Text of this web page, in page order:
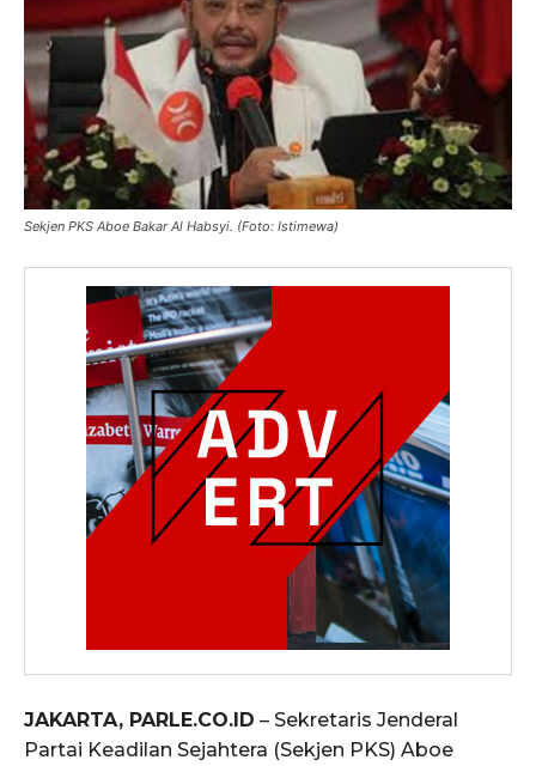
Sekjen PKS Aboe Bakar Al Habsyi. (Foto: Istimewa)
JAKARTA, PARLE.CO.ID – Sekretaris Jenderal
Partai Keadilan Sejahtera (Sekjen PKS) Aboe